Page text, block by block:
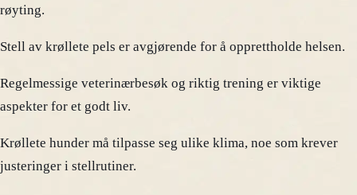
røyting.
Stell av krøllete pels er avgjørende for å opprettholde helsen.
Regelmessige veterinærbesøk og riktig trening er viktige
aspekter for et godt liv.
Krøllete hunder må tilpasse seg ulike klima, noe som krever
justeringer i stellrutiner.